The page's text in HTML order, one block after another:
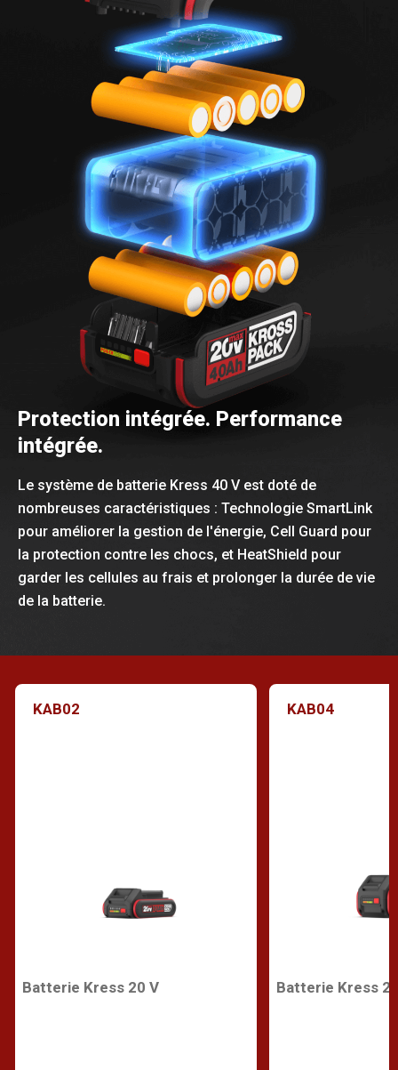
Protection intégrée. Performance
intégrée.
Le système de batterie Kress 40 V est doté de
nombreuses caractéristiques : Technologie SmartLink
pour améliorer la gestion de l'énergie, Cell Guard pour
la protection contre les chocs, et HeatShield pour
garder les cellules au frais et prolonger la durée de vie
de la batterie.
KAB02
Batterie Kress 20 V
KAB04
Batterie Kress